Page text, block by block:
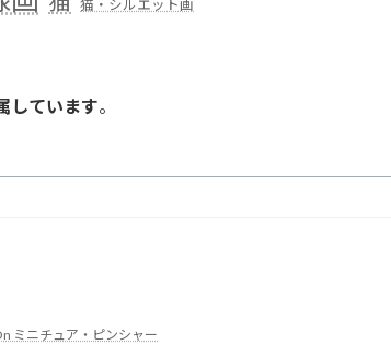
猫・シルエット画
しています。
ミニチュア・ピンシャー